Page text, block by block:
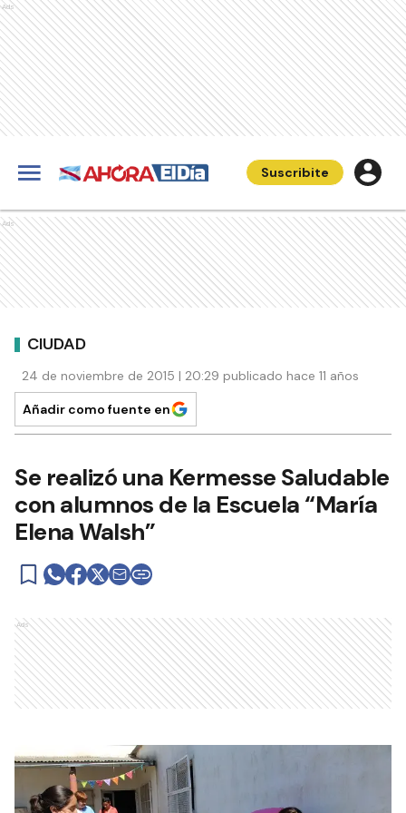
Ads
Suscribite
Ads
CIUDAD
24 de noviembre de 2015 | 20:29 publicado hace 11 años
Añadir como fuente en
Se realizó una Kermesse Saludable
con alumnos de la Escuela “María
Elena Walsh”
Ads